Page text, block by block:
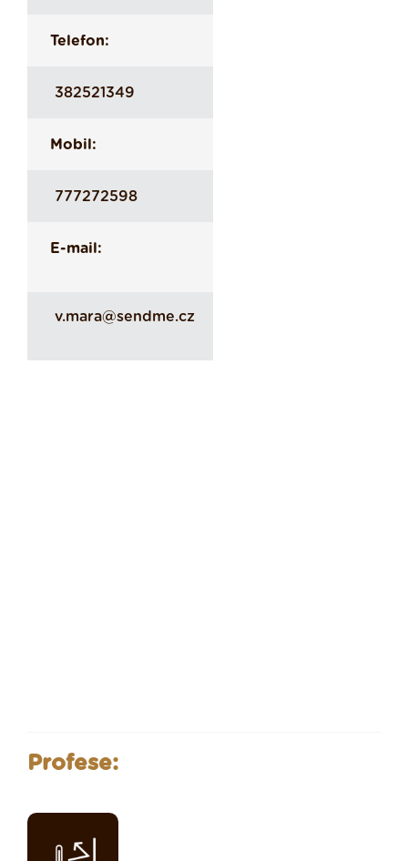
Telefon:
382521349
Mobil:
777272598
E-mail:
v.mara@sendme.cz
Profese: